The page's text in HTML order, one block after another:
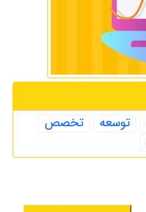
توسعه
تخصص